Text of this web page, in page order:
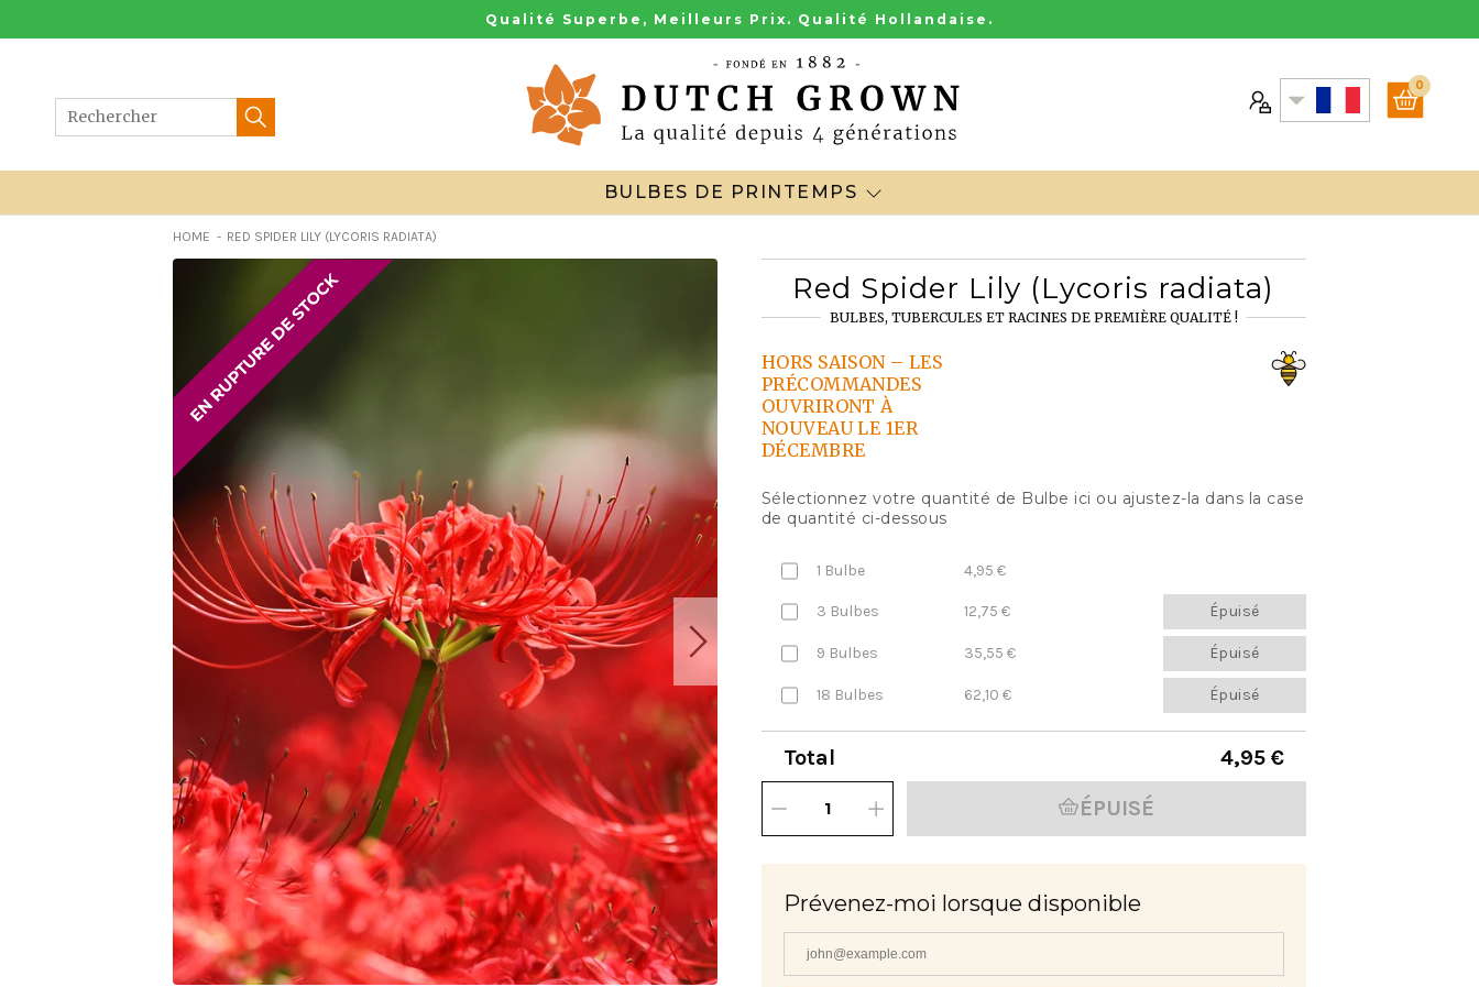
au
Qualité Superbe, Meilleurs Prix. Qualité Hollandaise.
0
BULBES DE PRINTEMPS
HOME RED SPIDER LILY (LYCORIS RADIATA)
Red Spider Lily (Lycoris radiata)
BULBES, TUBERCULES ET RACINES DE PREMIÈRE QUALITÉ !
HORS SAISON – LES
PRÉCOMMANDES
OUVRIRONT À
NOUVEAU LE 1ER
DÉCEMBRE
Sélectionnez votre quantité de Bulbe ici ou ajustez-la dans la case
de quantité ci-dessous
1 Bulbe 4,95 €
3 Bulbes 12,75 € Épuisé
9 Bulbes 35,55 € Épuisé
18 Bulbes 62,10 € Épuisé
Total
4,95 €
ÉPUISÉ
Prévenez-moi lorsque disponible